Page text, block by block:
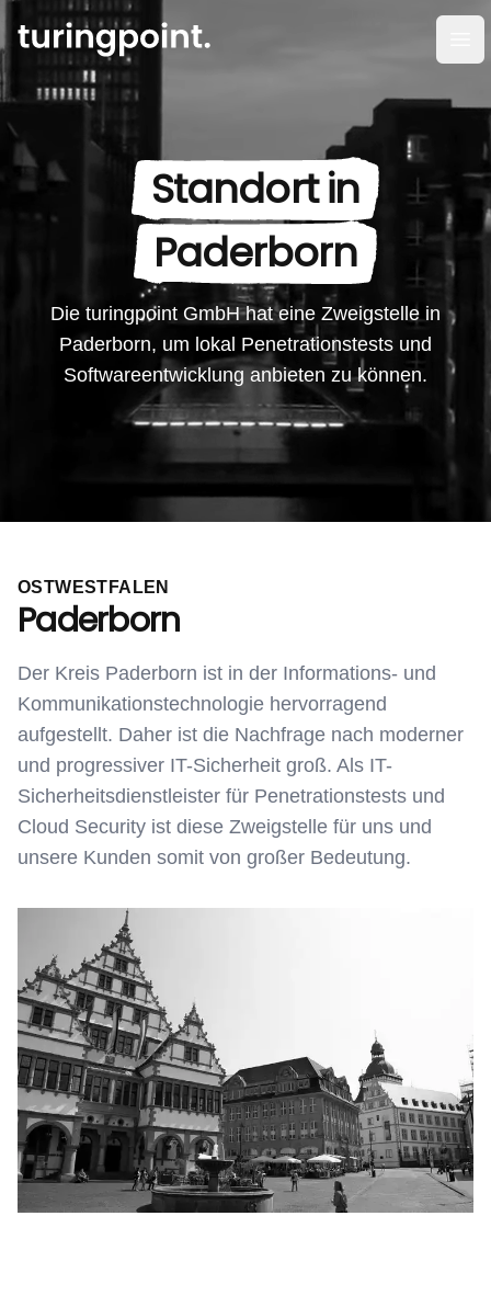
Standort in
Paderborn
Die turingpoint GmbH hat eine Zweigstelle in
Paderborn, um lokal Penetrationstests und
Softwareentwicklung anbieten zu können.
OSTWESTFALEN
Paderborn
Der Kreis Paderborn ist in der Informations- und
Kommunikationstechnologie hervorragend
aufgestellt. Daher ist die Nachfrage nach moderner
und progressiver IT-Sicherheit groß. Als IT-
Sicherheitsdienstleister für Penetrationstests und
Cloud Security ist diese Zweigstelle für uns und
unsere Kunden somit von großer Bedeutung.